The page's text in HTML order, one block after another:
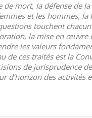
de mort, la défense de
et les hommes,
touchent
la mise en
les valeurs
de ces traités est la
de jurisprudence
d’horizon des activités